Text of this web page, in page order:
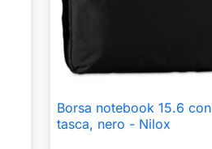
 Anteprima
Borsa notebook 15.6 con
tasca, nero - Nilox